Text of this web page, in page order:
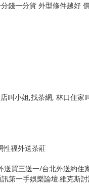
錢一分貨 外型條件越好
叫小姐,找茶網, 林口住家
性福外送茶莊
買三送一/台北外送約住
第一手娛樂論壇.維克斯